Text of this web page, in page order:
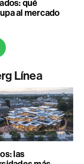
qué
al mercado
Línea
las